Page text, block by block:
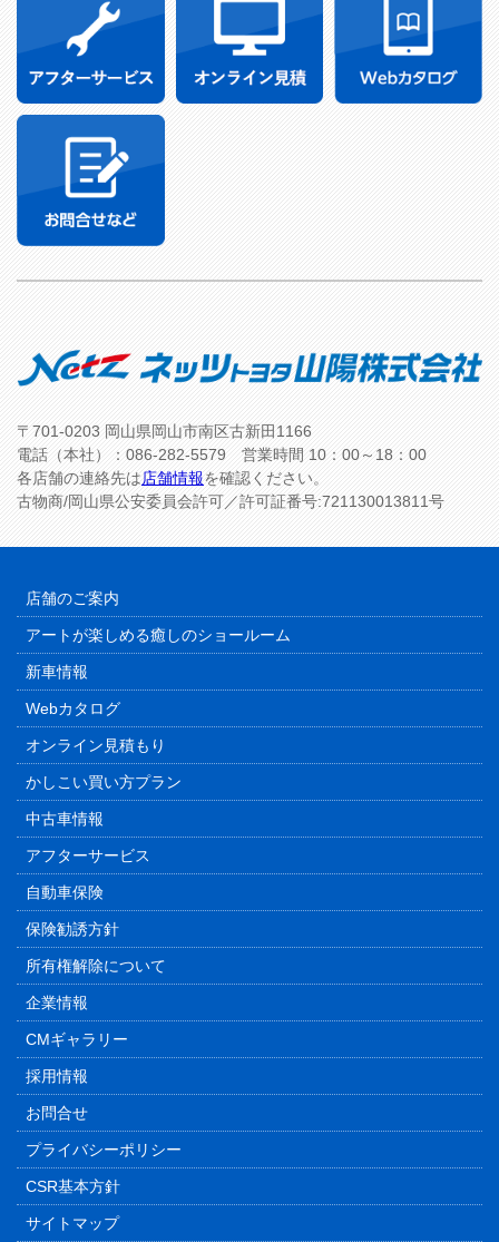
〒701-0203 岡山県岡山市南区古新田1166
電話（本社）：086-282-5579 営業時間 10：00～18：00
各店舗の連絡先は店舗情報を確認ください。
古物商/岡山県公安委員会許可／許可証番号:721130013811号
店舗のご案内
アートが楽しめる癒しのショールーム
新車情報
Webカタログ
オンライン見積もり
かしこい買い方プラン
中古車情報
アフターサービス
自動車保険
保険勧誘方針
所有権解除について
企業情報
CMギャラリー
採用情報
お問合せ
プライバシーポリシー
CSR基本方針
サイトマップ